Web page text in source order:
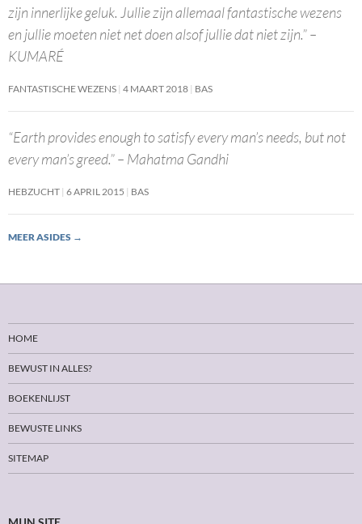
zijn innerlijke geluk. Jullie zijn allemaal fantastische wezens
en jullie moeten niet net doen alsof jullie dat niet zijn.” –
KUMARÉ
FANTASTISCHE WEZENS 4 MAART 2018 BAS
“Earth provides enough to satisfy every man’s needs, but not
every man’s greed.” – Mahatma Gandhi
HEBZUCHT 6 APRIL 2015 BAS
MEER ASIDES →
HOME
BEWUST IN ALLES?
BOEKENLIJST
BEWUSTE LINKS
SITEMAP